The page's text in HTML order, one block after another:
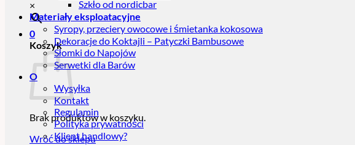
×
0
Koszyk
Brak produktów w koszyku.
Wróć do sklepu
Szkło od nordicbar
Materiały eksploatacyjne
Syropy, przeciery owocowe i śmietanka kokosowa
Dekoracje do Koktajli – Patyczki Bambusowe
Słomki do Napojów
Serwetki dla Barów
O
Wysyłka
Kontakt
Regulamin
Polityka prywatności
Klient handlowy?